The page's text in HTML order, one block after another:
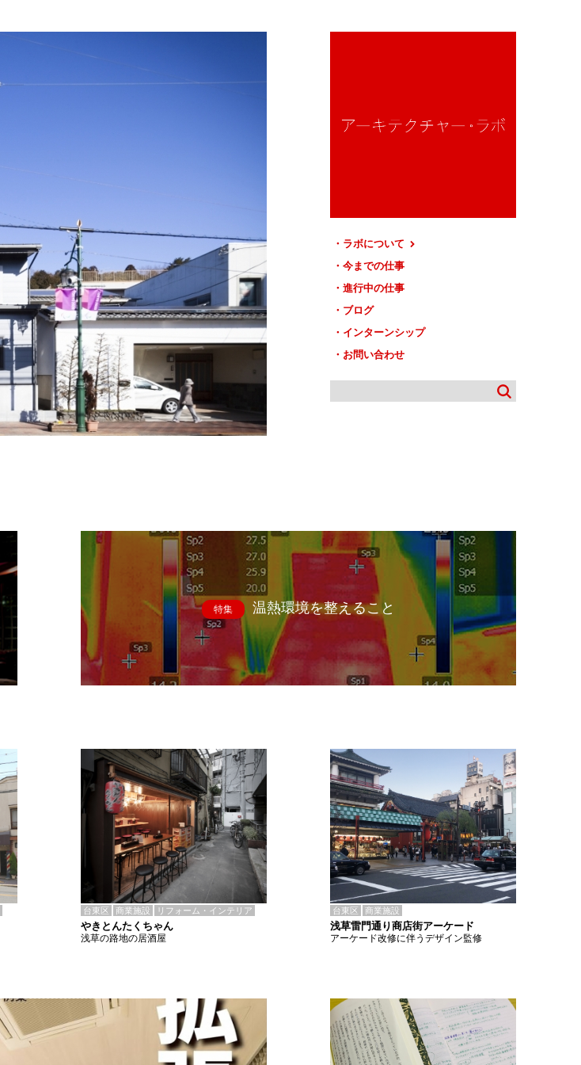
ラボについて
今までの仕事
進行中の仕事
ブログ
インターンシップ
お問い合わせ
特集 温熱環境を整えること
台東区 商業施設 リフォーム・インテリア
やきとんたくちゃん
浅草の路地の居酒屋
台東区 商業施設
浅草雷門通り商店街アーケード
アーケード改修に伴うデザイン監修